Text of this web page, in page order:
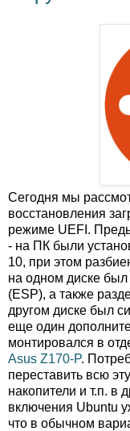
Сегодня мы
восстановления
режиме UEFI.
- на ПК были
10, при этом
на одном диске был
(ESP), а также
другом диске был
еще один
монтировался в
Asus Z170-P.
переставить всю
накопители и т.п. в
включения Ubuntu
что в обычном